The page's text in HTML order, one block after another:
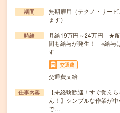
期間
無期雇用（テクノ・サー
ます）
時給
月給19万円～24万円 ★配
間も給与が発生！ ※給与
す
交通費
交通費支給
仕事内容
【未経験歓迎！すぐ覚え
ん！】シンプルな作業が
で…